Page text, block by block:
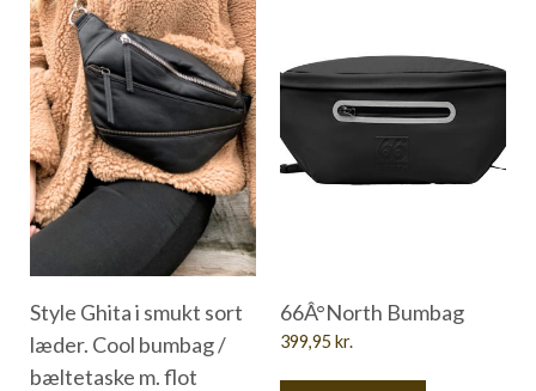
Style Ghita i smukt sort
læder. Cool bumbag /
bæltetaske m. flot
66Â°North Bumbag
399,95 kr.